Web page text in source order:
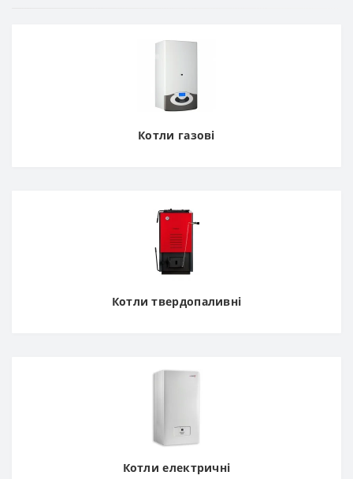
Котли газові
Котли твердопаливні
Котли електричні